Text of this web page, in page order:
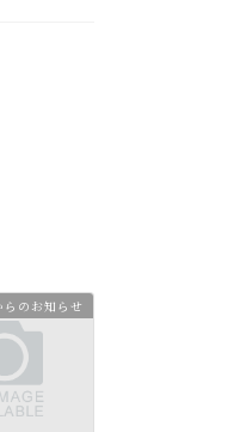
らのお知らせ